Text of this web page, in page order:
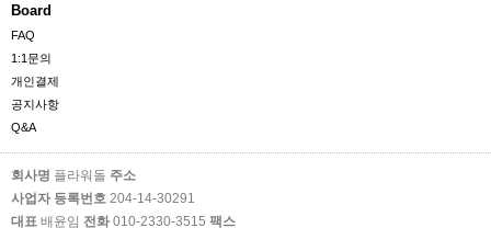
Board
FAQ
1:1문의
개인결제
공지사항
Q&A
회사명 플라워돌 주소
사업자 등록번호 204-14-30291
대표 배윤임 전화 010-2330-3515 팩스